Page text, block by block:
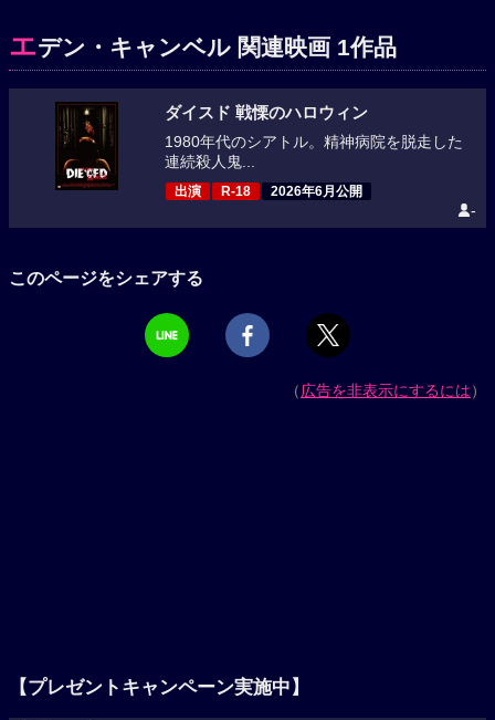
エデン・キャンベル 関連映画 1作品
ダイスド 戦慄のハロウィン
1980年代のシアトル。精神病院を脱走した
連続殺人鬼...
出演 R-18 2026年6月公開
-
このページをシェアする
（広告を非表示にするには）
【プレゼントキャンペーン実施中】